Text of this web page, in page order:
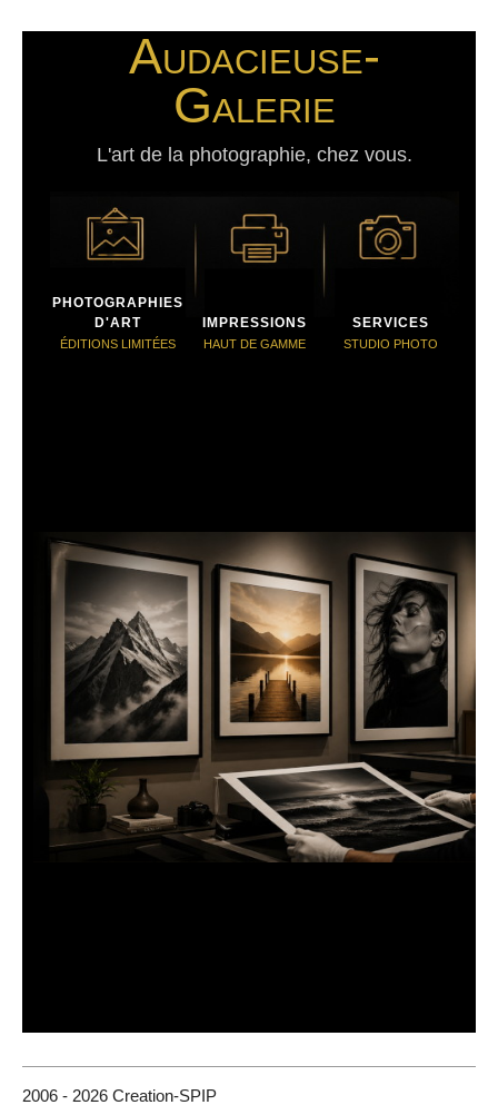
Audacieuse-
Galerie
L'art de la photographie, chez vous.
PHOTOGRAPHIES
D'ART
ÉDITIONS LIMITÉES
IMPRESSIONS
HAUT DE GAMME
SERVICES
STUDIO PHOTO
2006 - 2026 Creation-SPIP